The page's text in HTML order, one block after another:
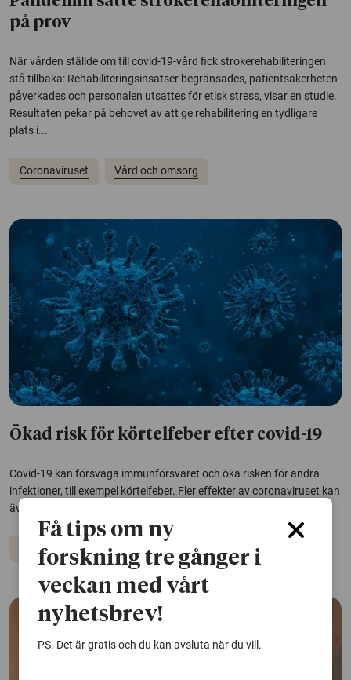
på prov
När vården ställde om till covid-19-vård fick strokerehabiliteringen
stå tillbaka: Rehabiliteringsinsatser begränsades, patientsäkerheten
påverkades och personalen utsattes för etisk stress, visar en studie.
Resultaten pekar på behovet av att ge rehabilitering en tydligare
plats i...
Coronaviruset Vård och omsorg
Ökad risk för körtelfeber efter covid-19
Covid-19 kan försvaga immunförsvaret och öka risken för andra
infektioner, till exempel körtelfeber. Fler effekter av coronaviruset kan
även komma på sikt, enligt forskare bakom en ny studie.
Coronaviruset Infektioner
Få tips om ny
forskning tre gånger i
veckan med vårt
nyhetsbrev!
PS. Det är gratis och du kan avsluta när du vill.